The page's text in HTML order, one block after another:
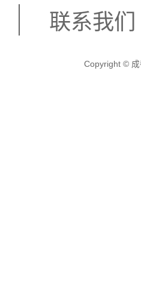
联系我们
Copyright © 成